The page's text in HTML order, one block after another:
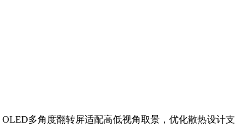
多角度翻转屏适配高低视角取景，优化散热设计支